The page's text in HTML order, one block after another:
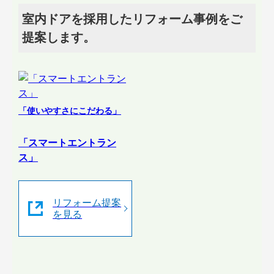
室内ドアを採用したリフォーム事例をご
提案します。
「使いやすさにこだわる」
「スマートエントラン
ス」
リフォーム提案
を見る